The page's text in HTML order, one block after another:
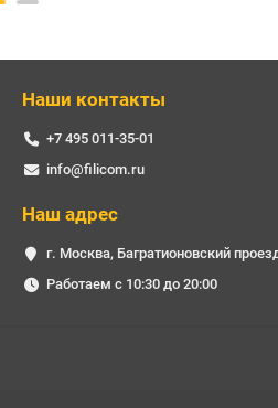
Наши контакты
+7 495 011-35-01
info@filicom.ru
Наш адрес
г. Москва, Багратионовский
Работаем с 10:30 до 20:00